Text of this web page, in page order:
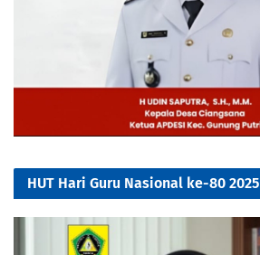
HUT Hari Guru Nasional ke-80 2025